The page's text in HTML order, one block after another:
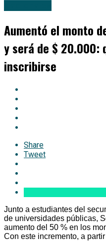
Aumentó el monto
y será de $ 20.000:
inscribirse
Share
Tweet
Junto a estudiantes del
de universidades públicas,
aumento del 50 % en los
Con este incremento, a